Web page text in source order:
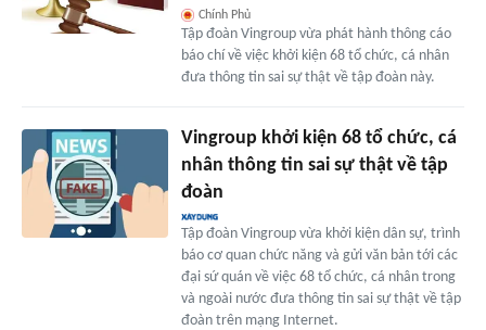
Chính Phủ
Tập đoàn Vingroup vừa phát hành thông cáo
báo chí về việc khởi kiện 68 tổ chức, cá nhân
đưa thông tin sai sự thật về tập đoàn này.
Vingroup khởi kiện 68 tổ chức, cá
nhân thông tin sai sự thật về tập
đoàn
Tập đoàn Vingroup vừa khởi kiện dân sự, trình
báo cơ quan chức năng và gửi văn bản tới các
đại sứ quán về việc 68 tổ chức, cá nhân trong
và ngoài nước đưa thông tin sai sự thật về tập
đoàn trên mạng Internet.